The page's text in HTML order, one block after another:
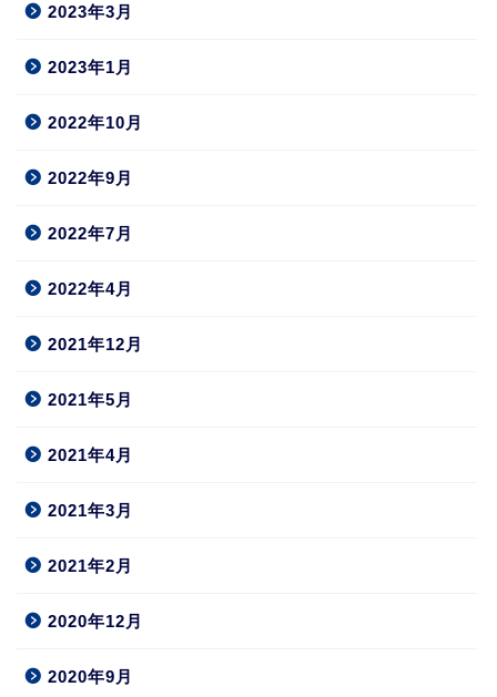
2023年3月
2023年1月
2022年10月
2022年9月
2022年7月
2022年4月
2021年12月
2021年5月
2021年4月
2021年3月
2021年2月
2020年12月
2020年9月